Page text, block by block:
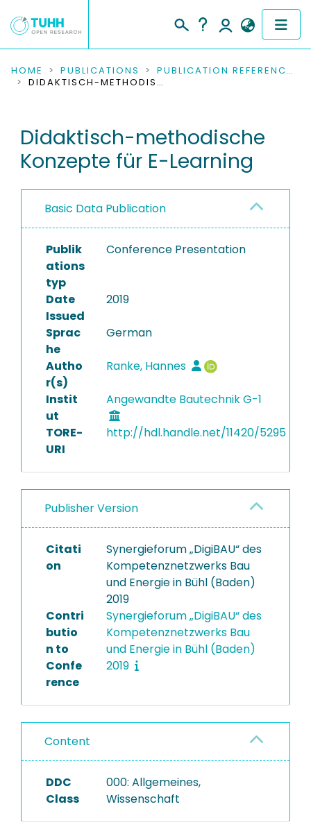
COMMUNITIES & COLLECTIONS
RESEARCH DATA
PEOPLE
INSTITUTIONS
HOME PUBLICATIONS
PUBLICATION REFERENCES
DIDAKTISCH-METHODISCHE KONZEPTE FÜR E-LEARNING
Didaktisch-methodische
Konzepte für E-Learning
Basic Data Publication
Publik
ations
typ
Conference Presentation
Date
Issued
2019
Sprac
he
German
Autho
r(s)
Ranke, Hannes
Instit
ut
Angewandte Bautechnik G-1
TORE-
URI
http://hdl.handle.net/11420/5295
Publisher Version
Citati
on
Synergieforum „DigiBAU“ des
Kompetenznetzwerks Bau
und Energie in Bühl (Baden)
2019
Contri
butio
n to
Confe
rence
Synergieforum „DigiBAU“ des
Kompetenznetzwerks Bau
und Energie in Bühl (Baden)
2019
Content
DDC
Class
000: Allgemeines,
Wissenschaft